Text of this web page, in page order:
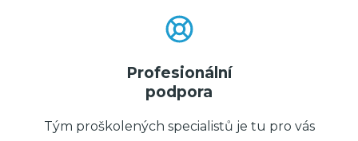
Profesionální
podpora
Tým proškolených specialistů je tu pro vás